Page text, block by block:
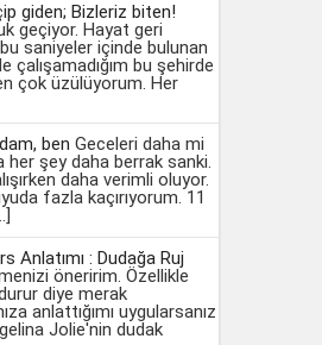
giden; Bizleriz biten!
geçiyor. Hayat geri
saniyeler içinde bulunan
çalışamadığım bu şehirde
çok üzülüyorum. Her
ben Geceleri daha mi
her şey daha berrak sanki.
daha verimli oluyor.
fazla kaçırıyorum. 11
Anlatımı : Dudağa Ruj
öneririm. Özellikle
diye merak
anlattığımı uygularsanız
Jolie'nin dudak